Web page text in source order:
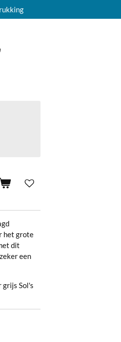
het grote
dit
een
grijs Sol's